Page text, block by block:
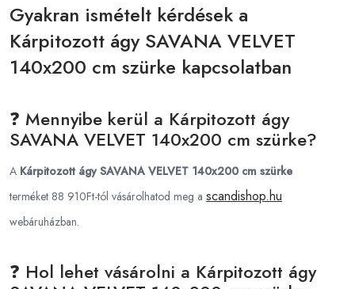
Gyakran ismételt kérdések a
Kárpitozott ágy SAVANA VELVET
140x200 cm szürke kapcsolatban
❓ Mennyibe kerül a Kárpitozott ágy
SAVANA VELVET 140x200 cm szürke?
A Kárpitozott ágy SAVANA VELVET 140x200 cm szürke
terméket 88 910Ft-tól vásárolhatod meg a scandishop.hu
webáruházban.
❓ Hol lehet vásárolni a Kárpitozott ágy